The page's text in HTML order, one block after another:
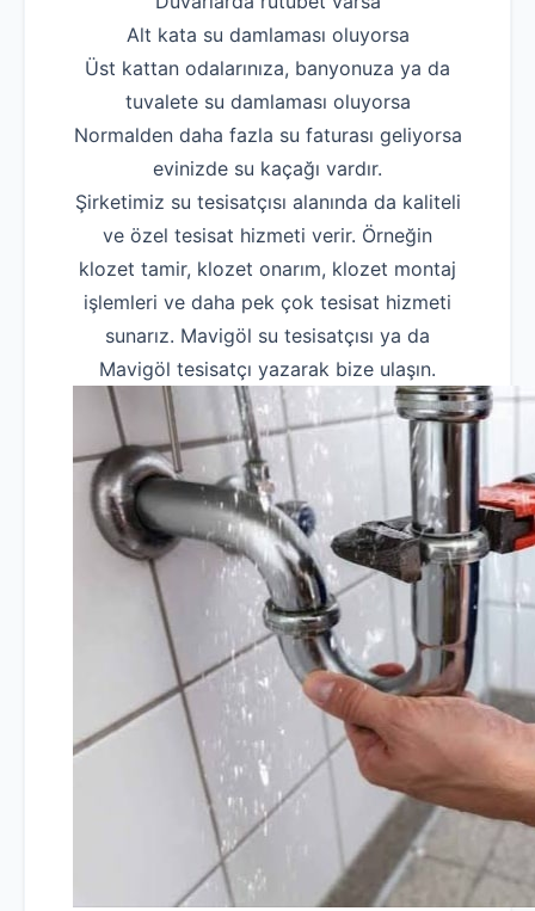
Alt kata su damlaması oluyorsa
Üst kattan odalarınıza, banyonuza ya da
tuvalete su damlaması oluyorsa
Normalden daha fazla su faturası geliyorsa
evinizde su kaçağı vardır.
Şirketimiz su tesisatçısı alanında da kaliteli
ve özel tesisat hizmeti verir. Örneğin
klozet tamir, klozet onarım, klozet montaj
işlemleri ve daha pek çok tesisat hizmeti
sunarız. Mavigöl su tesisatçısı ya da
Mavigöl tesisatçı yazarak bize ulaşın.